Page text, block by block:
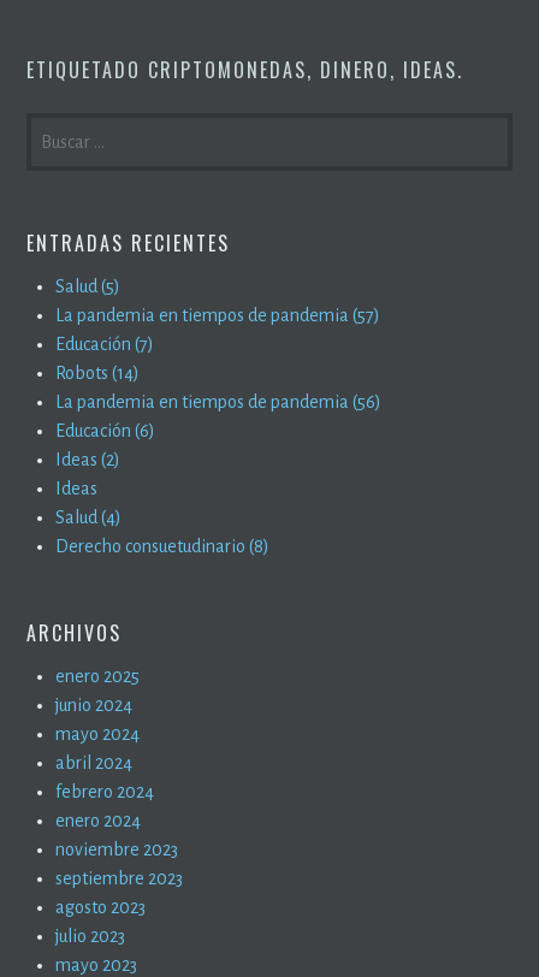
ETIQUETADO CRIPTOMONEDAS, DINERO, IDEAS.
ENTRADAS RECIENTES
Salud (5)
La pandemia en tiempos de pandemia (57)
Educación (7)
Robots (14)
La pandemia en tiempos de pandemia (56)
Educación (6)
Ideas (2)
Ideas
Salud (4)
Derecho consuetudinario (8)
ARCHIVOS
enero 2025
junio 2024
mayo 2024
abril 2024
febrero 2024
enero 2024
noviembre 2023
septiembre 2023
agosto 2023
julio 2023
mayo 2023